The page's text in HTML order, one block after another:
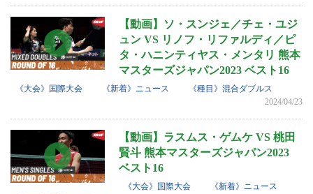
【動画】ソ・スンジェ／チェ・ユジ
ュン VS リノフ・リファルディ／ピ
タ・ハニンティヤス・メンタリ 熊本
マスターズジャパン2023 ベスト16
《大会》国際大会 《新着》ニュース
《種目》混合ダブルス
2024/04/23
【動画】ラスムス・ゲムケ VS 桃田
賢斗 熊本マスターズジャパン2023
ベスト16
《大会》国際大会
《新着》ニュース